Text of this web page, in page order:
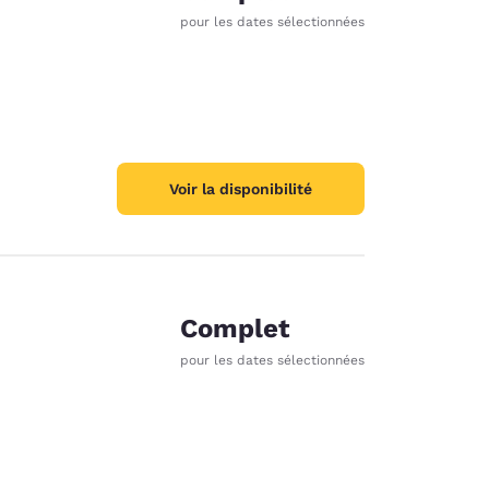
pour les dates sélectionnées
Voir la disponibilité
Complet
pour les dates sélectionnées